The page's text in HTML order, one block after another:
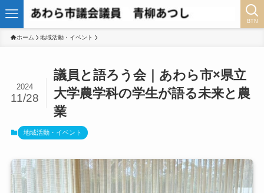
BTN
ホーム 地域活動・イベント
議員と語ろう会｜あわら市×県立
大学農学科の学生が語る未来と農
業
2024
11/28
地域活動・イベント